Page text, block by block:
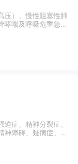
压）、慢性阻塞性肺
哮喘及呼吸危重急症
症、精神分裂症、
神障碍、疑病症、人
等，尤其擅长儿童
心理治疗、物理治